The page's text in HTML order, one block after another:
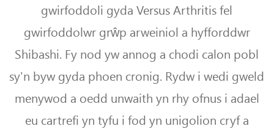
gwirfoddoli gyda Versus Arthritis fel
gwirfoddolwr grŵp arweiniol a hyfforddwr
Shibashi. Fy nod yw annog a chodi calon pobl
sy'n byw gyda phoen cronig. Rydw i wedi gweld
menywod a oedd unwaith yn rhy ofnus i adael
eu cartrefi yn tyfu i fod yn unigolion cryf a